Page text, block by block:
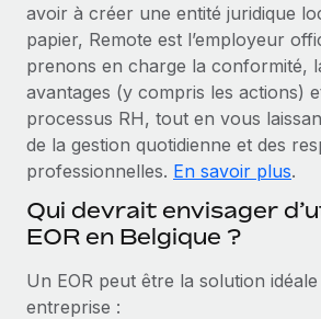
Remote Watchtower
Gardez un temps d’avance sur les
matière de conformité
Gestion des appareils
Achetez et suivez vos équipements
Création d’entité
conformité
BLOG
Paie multipays
EOR et PEO
Gestion des freelances
Taxes
Explorer le blog
avoir à créer une entité juridique
papier, Remote est l’employeur
prenons en charge la conformité,
avantages (y compris les actions)
processus RH, tout en vous
de la gestion quotidienne et des
professionnelles. En savoir plus.
Qui devrait envisager
EOR en Belgique ?
Un EOR peut être la solution
entreprise :